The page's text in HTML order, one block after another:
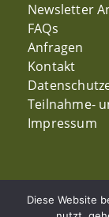
Newsletter
FAQs
Anfragen
Kontakt
Teilnahme-
Impressum
Diese Website